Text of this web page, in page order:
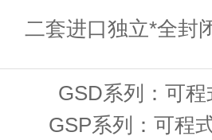
二套进口独立*全封
GSD系列：可
GSP系列：可程